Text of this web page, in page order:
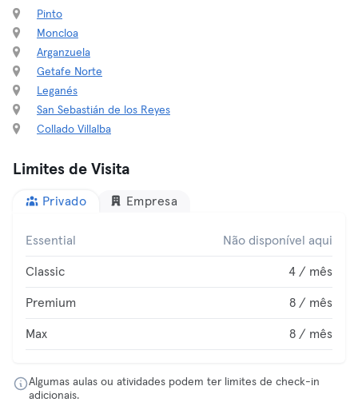
Pinto
Moncloa
Arganzuela
Getafe Norte
Leganés
San Sebastián de los Reyes
Collado Villalba
Limites de Visita
Privado Empresa
Essential Não disponível aqui
Classic 4 / mês
Premium 8 / mês
Max 8 / mês
Algumas aulas ou atividades podem ter limites de check-in
adicionais.